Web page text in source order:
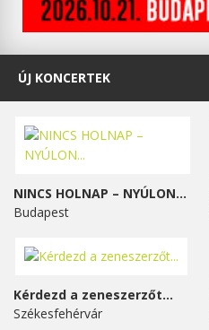
ÚJ KONCERTEK
NINCS HOLNAP – NYÚLON...
Budapest
Kérdezd a zeneszerzőt...
Székesfehérvár